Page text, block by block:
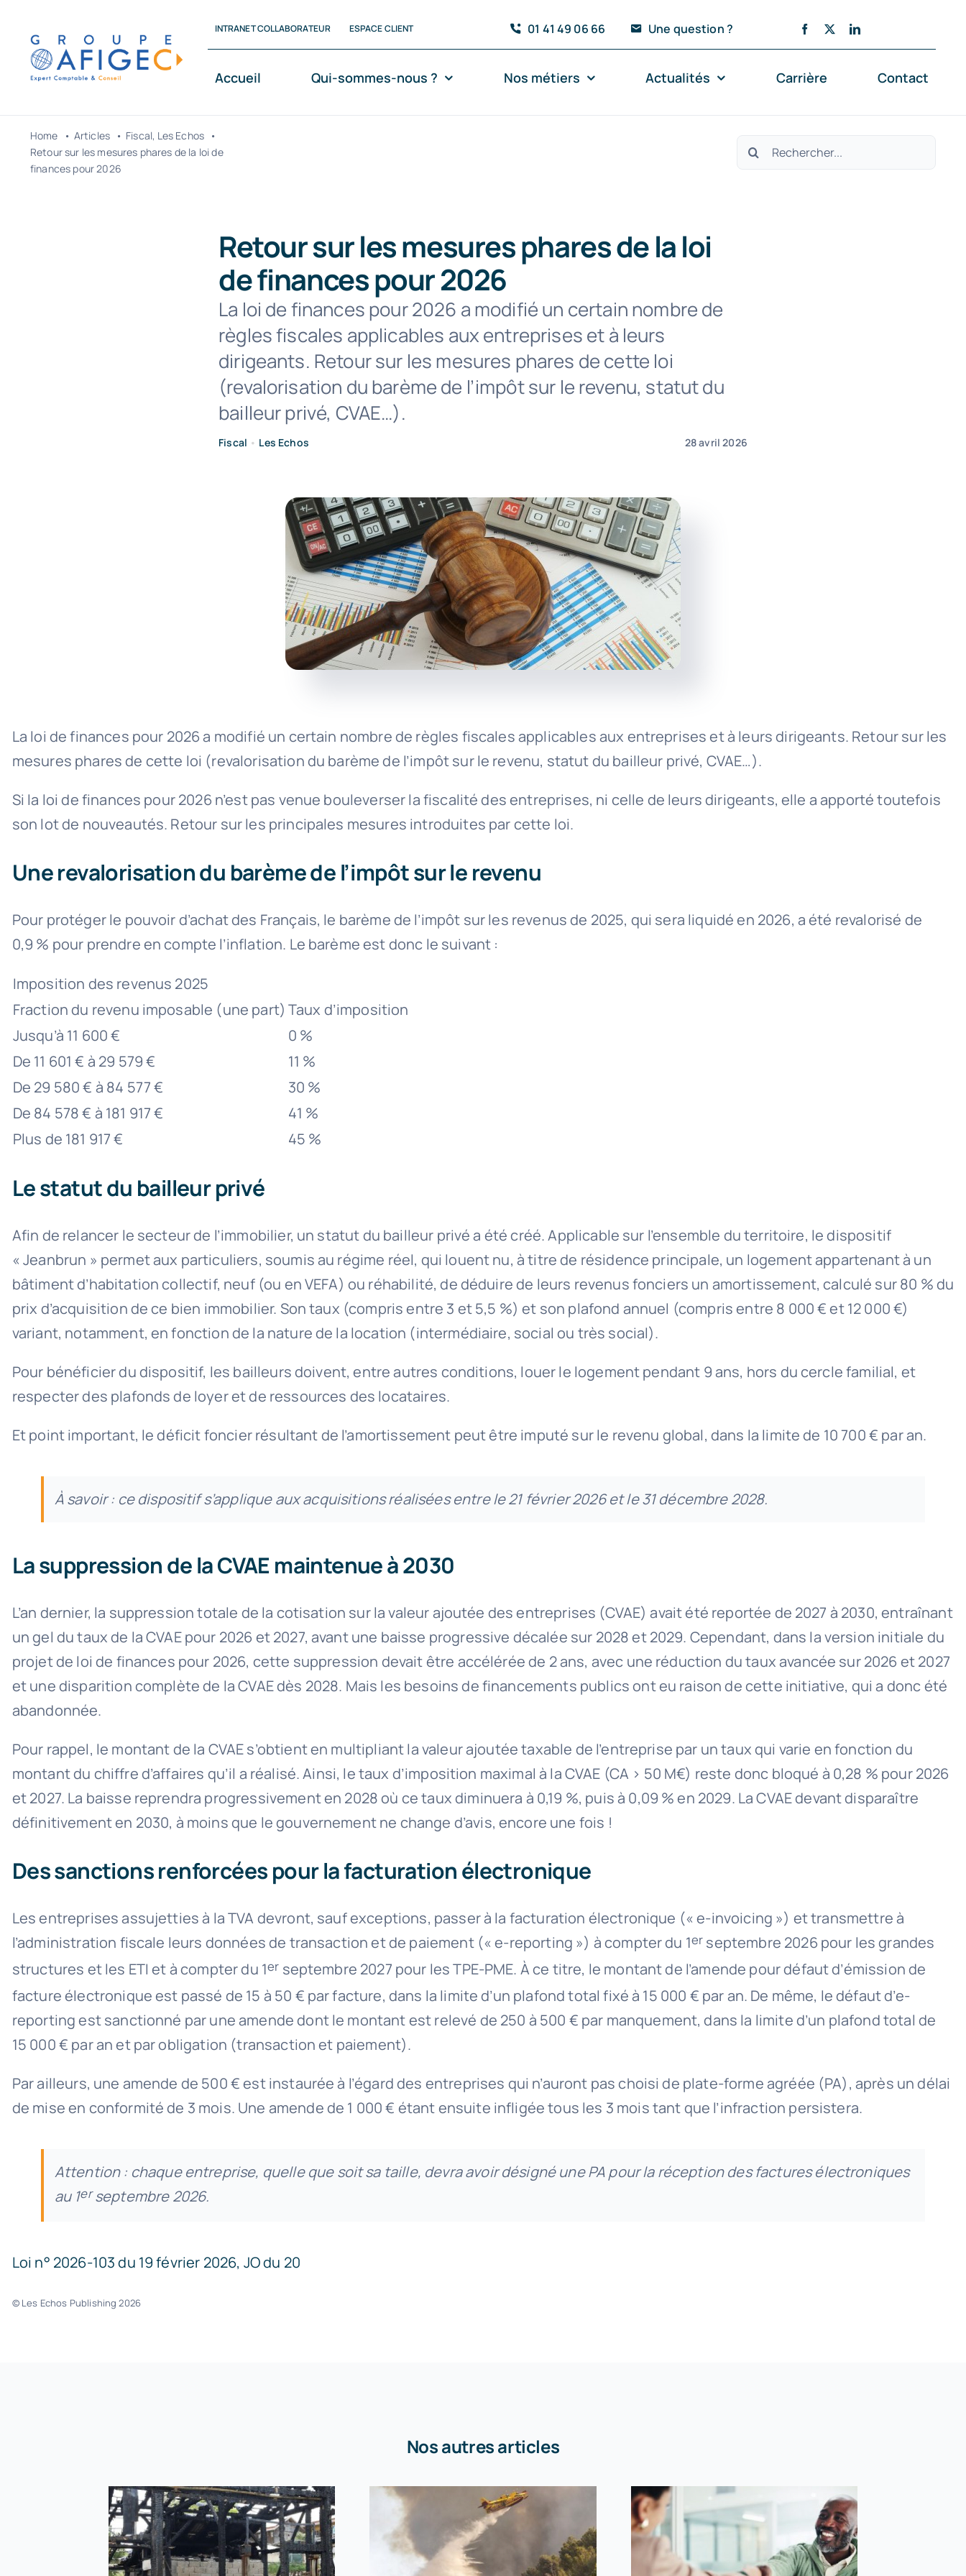
contenu
INTRANET COLLABORATEUR ESPACE CLIENT 01 41 49 06 66 Une question ?
Accueil Qui-sommes-nous ? Nos métiers Actualités Carrière Contact
Home Articles Fiscal Les Echos
Retour sur les mesures phares de la loi de
finances pour 2026
Rechercher:
Retour sur les mesures phares de la loi
de finances pour 2026
La loi de finances pour 2026 a modifié un certain nombre de
règles fiscales applicables aux entreprises et à leurs
dirigeants. Retour sur les mesures phares de cette loi
(revalorisation du barème de l’impôt sur le revenu, statut du
bailleur privé, CVAE…).
Fiscal • Les Echos 28 avril 2026
La loi de finances pour 2026 a modifié un certain nombre de règles fiscales applicables aux entreprises et à leurs dirigeants. Retour sur les
mesures phares de cette loi (revalorisation du barème de l’impôt sur le revenu, statut du bailleur privé, CVAE…).
Si la loi de finances pour 2026 n’est pas venue bouleverser la fiscalité des entreprises, ni celle de leurs dirigeants, elle a apporté toutefois
son lot de nouveautés. Retour sur les principales mesures introduites par cette loi.
Une revalorisation du barème de l’impôt sur le revenu
Pour protéger le pouvoir d’achat des Français, le barème de l’impôt sur les revenus de 2025, qui sera liquidé en 2026, a été revalorisé de
0,9 % pour prendre en compte l’inflation. Le barème est donc le suivant :
Imposition des revenus 2025
Fraction du revenu imposable (une part) Taux d’imposition
Jusqu’à 11 600 €
0 %
De 11 601 € à 29 579 €
11 %
De 29 580 € à 84 577 €
30 %
De 84 578 € à 181 917 €
41 %
Plus de 181 917 €
45 %
Le statut du bailleur privé
Afin de relancer le secteur de l’immobilier, un statut du bailleur privé a été créé. Applicable sur l’ensemble du territoire, le dispositif
« Jeanbrun » permet aux particuliers, soumis au régime réel, qui louent nu, à titre de résidence principale, un logement appartenant à un
bâtiment d’habitation collectif, neuf (ou en VEFA) ou réhabilité, de déduire de leurs revenus fonciers un amortissement, calculé sur 80 % du
prix d’acquisition de ce bien immobilier. Son taux (compris entre 3 et 5,5 %) et son plafond annuel (compris entre 8 000 € et 12 000 €)
variant, notamment, en fonction de la nature de la location (intermédiaire, social ou très social).
Pour bénéficier du dispositif, les bailleurs doivent, entre autres conditions, louer le logement pendant 9 ans, hors du cercle familial, et
respecter des plafonds de loyer et de ressources des locataires.
Et point important, le déficit foncier résultant de l’amortissement peut être imputé sur le revenu global, dans la limite de 10 700 € par an.
À savoir : ce dispositif s’applique aux acquisitions réalisées entre le 21 février 2026 et le 31 décembre 2028.
La suppression de la CVAE maintenue à 2030
L’an dernier, la suppression totale de la cotisation sur la valeur ajoutée des entreprises (CVAE) avait été reportée de 2027 à 2030, entraînant
un gel du taux de la CVAE pour 2026 et 2027, avant une baisse progressive décalée sur 2028 et 2029. Cependant, dans la version initiale du
projet de loi de finances pour 2026, cette suppression devait être accélérée de 2 ans, avec une réduction du taux avancée sur 2026 et 2027
et une disparition complète de la CVAE dès 2028. Mais les besoins de financements publics ont eu raison de cette initiative, qui a donc été
abandonnée.
Pour rappel, le montant de la CVAE s’obtient en multipliant la valeur ajoutée taxable de l’entreprise par un taux qui varie en fonction du
montant du chiffre d’affaires qu’il a réalisé. Ainsi, le taux d’imposition maximal à la CVAE (CA > 50 M€) reste donc bloqué à 0,28 % pour 2026
et 2027. La baisse reprendra progressivement en 2028 où ce taux diminuera à 0,19 %, puis à 0,09 % en 2029. La CVAE devant disparaître
définitivement en 2030, à moins que le gouvernement ne change d’avis, encore une fois !
Des sanctions renforcées pour la facturation électronique
Les entreprises assujetties à la TVA devront, sauf exceptions, passer à la facturation électronique (« e-invoicing ») et transmettre à
l’administration fiscale leurs données de transaction et de paiement (« e-reporting ») à compter du 1er septembre 2026 pour les grandes
structures et les ETI et à compter du 1er septembre 2027 pour les TPE-PME. À ce titre, le montant de l’amende pour défaut d’émission de
facture électronique est passé de 15 à 50 € par facture, dans la limite d’un plafond total fixé à 15 000 € par an. De même, le défaut d’e-
reporting est sanctionné par une amende dont le montant est relevé de 250 à 500 € par manquement, dans la limite d’un plafond total de
15 000 € par an et par obligation (transaction et paiement).
Par ailleurs, une amende de 500 € est instaurée à l’égard des entreprises qui n’auront pas choisi de plate-forme agréée (PA), après un délai
de mise en conformité de 3 mois. Une amende de 1 000 € étant ensuite infligée tous les 3 mois tant que l’infraction persistera.
Attention : chaque entreprise, quelle que soit sa taille, devra avoir désigné une PA pour la réception des factures électroniques
au 1erseptembre 2026.
Loi n° 2026-103 du 19 février 2026, JO du 20
© Les Echos Publishing 2026
Nos autres articles